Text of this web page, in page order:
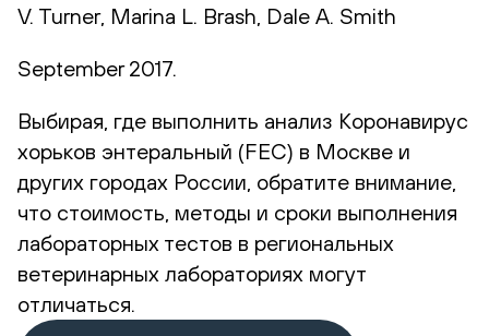
V. Turner, Marina L. Brash, Dale A. Smith
September 2017.
Выбирая, где выполнить анализ Коронавирус
хорьков энтеральный (FEC) в Москве и
других городах России, обратите внимание,
что стоимость, методы и сроки выполнения
лабораторных тестов в региональных
ветеринарных лабораториях могут
отличаться.